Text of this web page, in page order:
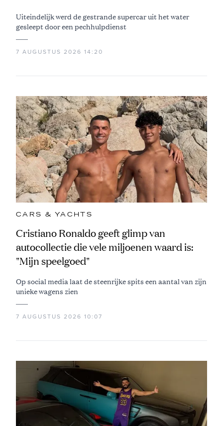
Uiteindelijk werd de gestrande supercar uit het water
gesleept door een pechhulpdienst
7 AUGUSTUS 2026 14:20
CARS & YACHTS
Cristiano Ronaldo geeft glimp van
autocollectie die vele miljoenen waard is:
"Mijn speelgoed"
Op social media laat de steenrijke spits een aantal van zijn
unieke wagens zien
7 AUGUSTUS 2026 10:07